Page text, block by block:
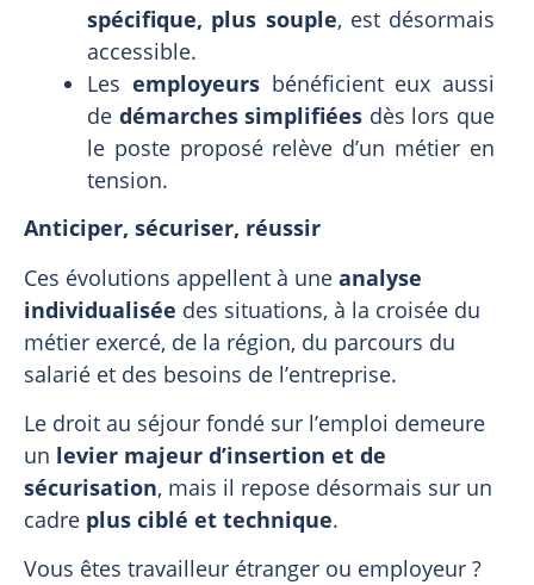
spécifique, plus souple, est désormais
accessible.
Les employeursbénéficient eux aussi
de démarches simplifiées dès lors que
le poste proposé relève d’un métier en
tension.
Anticiper, sécuriser, réussir
Ces évolutions appellent à une analyse
individualisée des situations, à la croisée du
métier exercé, de la région, du parcours du
salarié et des besoins de l’entreprise.
Le droit au séjour fondé sur l’emploi demeure
un levier majeur d’insertion et de
sécurisation, mais il repose désormais sur un
cadre plus ciblé et technique.
Vous êtes travailleur étranger ou employeur ?